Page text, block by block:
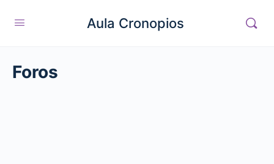
Aula Cronopios
Foros